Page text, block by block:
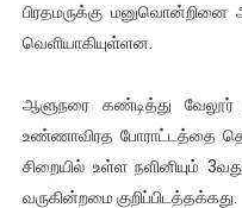
பிரதமருக்கு
வெளியாகியுள்ளன.
ஆளுநரை கண்டித்து வேலூர்
உண்ணாவிரத போராட்டத்தை
சிறையில் உள்ள நளினியும்
வருகின்றமை குறிப்பிடத்தக்கது.